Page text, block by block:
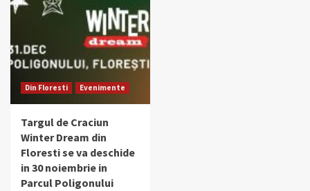
Din Floresti Evenimente
Targul de Craciun
Winter Dream din
Floresti se va deschide
in 30 noiembrie in
Parcul Poligonului